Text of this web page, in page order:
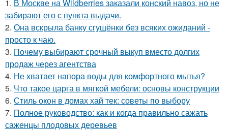
1. В Москве на Wildberries заказали конский навоз, но не
забирают его с пункта выдачи.
2. Она вскрыла банку сгущёнки без всяких ожиданий -
просто к чаю.
3. Почему выбирают срочный выкуп вместо долгих
продаж через агентства
4. Не хватает напора воды для комфортного мытья?
5. Что такое царга в мягкой мебели: основы конструкции
6. Стиль окон в домах хай тек: советы по выбору
7. Полное руководство: как и когда правильно сажать
саженцы плодовых деревьев